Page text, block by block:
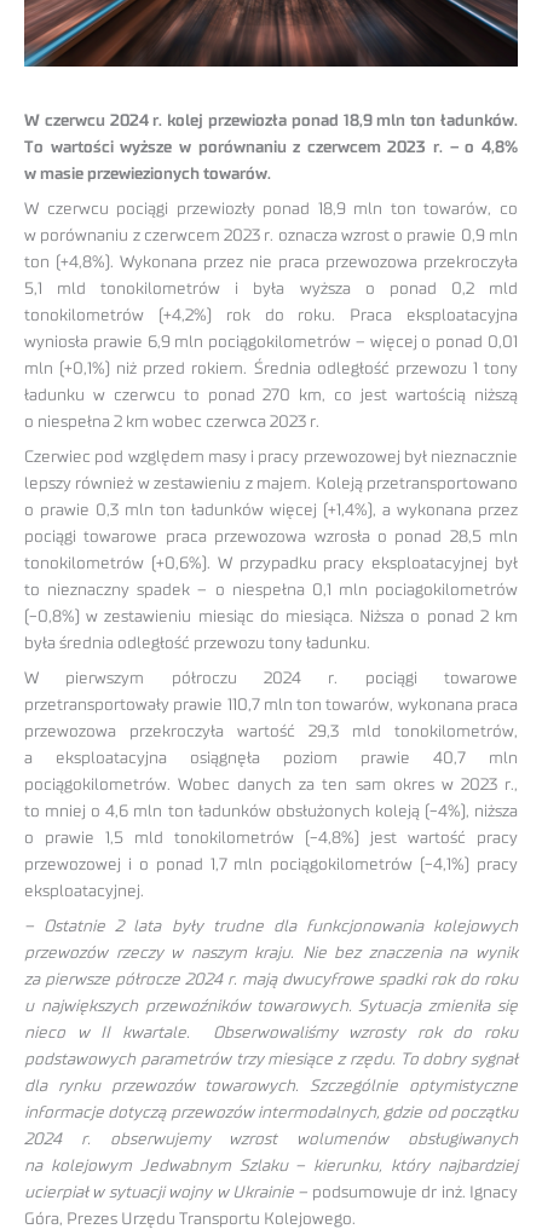
W czerwcu 2024 r. kolej przewiozła ponad 18,9 mln ton ładunków.
To wartości wyższe w porównaniu z czerwcem 2023 r. – o 4,8%
w masie przewiezionych towarów.
W czerwcu pociągi przewiozły ponad 18,9 mln ton towarów, co
w porównaniu z czerwcem 2023 r. oznacza wzrost o prawie 0,9 mln
ton (+4,8%). Wykonana przez nie praca przewozowa przekroczyła
5,1 mld tonokilometrów i była wyższa o ponad 0,2 mld
tonokilometrów (+4,2%) rok do roku. Praca eksploatacyjna
wyniosła prawie 6,9 mln pociągokilometrów – więcej o ponad 0,01
mln (+0,1%) niż przed rokiem. Średnia odległość przewozu 1 tony
ładunku w czerwcu to ponad 270 km, co jest wartością niższą
o niespełna 2 km wobec czerwca 2023 r.
Czerwiec pod względem masy i pracy przewozowej był nieznacznie
lepszy również w zestawieniu z majem. Koleją przetransportowano
o prawie 0,3 mln ton ładunków więcej (+1,4%), a wykonana przez
pociągi towarowe praca przewozowa wzrosła o ponad 28,5 mln
tonokilometrów (+0,6%). W przypadku pracy eksploatacyjnej był
to nieznaczny spadek – o niespełna 0,1 mln pociagokilometrów
(-0,8%) w zestawieniu miesiąc do miesiąca. Niższa o ponad 2 km
była średnia odległość przewozu tony ładunku.
W pierwszym półroczu 2024 r. pociągi towarowe
przetransportowały prawie 110,7 mln ton towarów, wykonana praca
przewozowa przekroczyła wartość 29,3 mld tonokilometrów,
a eksploatacyjna osiągnęła poziom prawie 40,7 mln
pociągokilometrów. Wobec danych za ten sam okres w 2023 r.,
to mniej o 4,6 mln ton ładunków obsłużonych koleją (-4%), niższa
o prawie 1,5 mld tonokilometrów (-4,8%) jest wartość pracy
przewozowej i o ponad 1,7 mln pociągokilometrów (-4,1%) pracy
eksploatacyjnej.
– Ostatnie 2 lata były trudne dla funkcjonowania kolejowych
przewozów rzeczy w naszym kraju. Nie bez znaczenia na wynik
za pierwsze półrocze 2024 r. mają dwucyfrowe spadki rok do roku
u największych przewoźników towarowych. Sytuacja zmieniła się
nieco w II kwartale. Obserwowaliśmy wzrosty rok do roku
podstawowych parametrów trzy miesiące z rzędu. To dobry sygnał
dla rynku przewozów towarowych. Szczególnie optymistyczne
informacje dotyczą przewozów intermodalnych, gdzie od początku
2024 r. obserwujemy wzrost wolumenów obsługiwanych
na kolejowym Jedwabnym Szlaku – kierunku, który najbardziej
ucierpiał w sytuacji wojny w Ukrainie – podsumowuje dr inż. Ignacy
Góra, Prezes Urzędu Transportu Kolejowego.